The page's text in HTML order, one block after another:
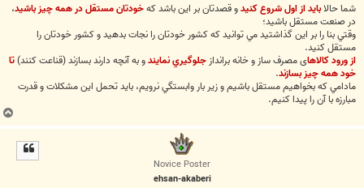
شما حالابايد از اول شروع كنيدو قصدتان بر اين باشد كهخودتان مستقل در همه چيز باشيد،
در صنعت مستقل باشيد؛
وقتي بنا را بر اين گذاشتيد مي توانيد كه كشور خودتان را نجات بدهيد و كشور خودتان را
مستقل كنيد.
از ورود كالاھای مصرف ساز و خانه برانداز جلوگيري نمايندو به آنچه دارند بسازند (قناعت کنند)تا
خود ھمه چيز بسازند.
مادامي كه بخواهيم مستقل باشيم و زير بار وابستگي نرويم، بايد تحمل اين مشكلات و قدرت
مبارزه با آن را پيدا كنيم.
ب
ا
Novice Poster
ehsan-akaberi